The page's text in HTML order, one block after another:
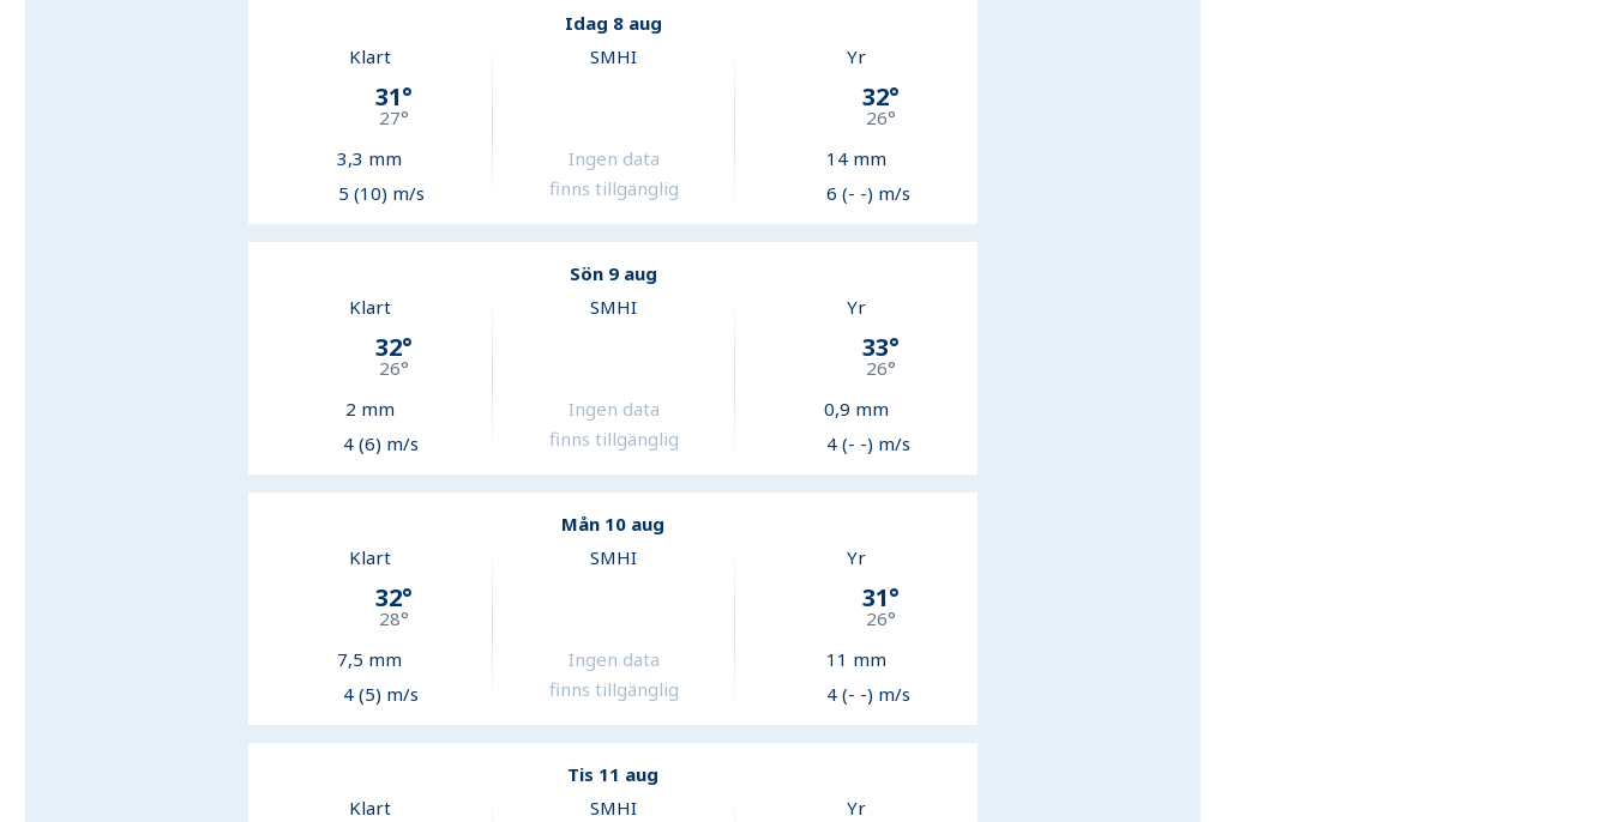
Idag 8 aug
Klart
31°
27°
3,3 mm
5 (10) m/s
SMHI
Ingen data
finns tillgänglig
Yr
32°
26°
14 mm
6 (- -) m/s
Sön 9 aug
Klart
32°
26°
2 mm
4 (6) m/s
SMHI
Ingen data
finns tillgänglig
Yr
33°
26°
0,9 mm
4 (- -) m/s
Mån 10 aug
Klart
32°
28°
7,5 mm
4 (5) m/s
SMHI
Ingen data
finns tillgänglig
Yr
31°
26°
11 mm
4 (- -) m/s
Tis 11 aug
Klart
SMHI Yr